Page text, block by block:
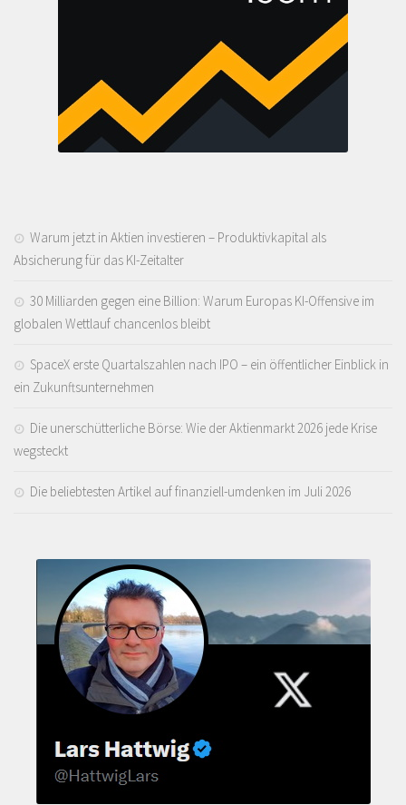
Warum jetzt in Aktien investieren – Produktivkapital als
Absicherung für das KI-Zeitalter
30 Milliarden gegen eine Billion: Warum Europas KI-Offensive im
globalen Wettlauf chancenlos bleibt
SpaceX erste Quartalszahlen nach IPO – ein öffentlicher Einblick in
ein Zukunftsunternehmen
Die unerschütterliche Börse: Wie der Aktienmarkt 2026 jede Krise
wegsteckt
Die beliebtesten Artikel auf finanziell-umdenken im Juli 2026